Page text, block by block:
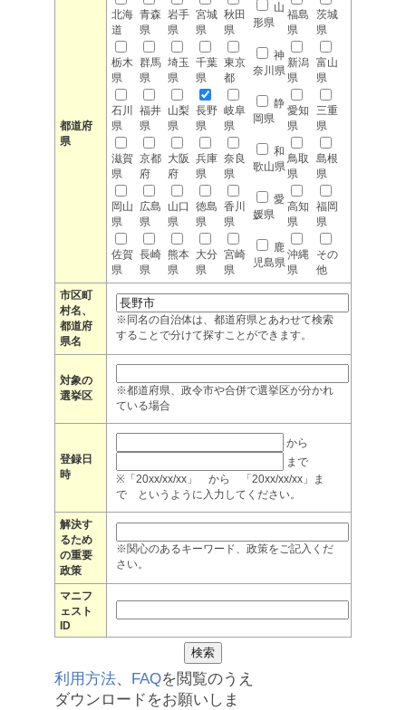
都道府
県
北海
道
青森
県
岩手
県
宮城
県
秋田
県
山
形県
福島
県
茨城
県
栃木
県
群馬
県
埼玉
県
千葉
県
東京
都
神
奈川県
新潟
県
富山
県
石川
県
福井
県
山梨
県
長野
県
岐阜
県
静
岡県
愛知
県
三重
県
滋賀
県
京都
府
大阪
府
兵庫
県
奈良
県
和
歌山県
鳥取
県
島根
県
岡山
県
広島
県
山口
県
徳島
県
香川
県
愛
媛県
高知
県
福岡
県
佐賀
県
長崎
県
熊本
県
大分
県
宮崎
県
鹿
児島県
沖縄
県
その
他
市区町
村名、
都道府
県名
※同名の自治体は、都道府県とあわせて検索
することで分けて探すことができます。
対象の
選挙区
※都道府県、政令市や合併で選挙区が分かれ
ている場合
登録日
時
から
まで
※「20xx/xx/xx」 から 「20xx/xx/xx」ま
で というように入力してください。
解決す
るため
の重要
政策
※関心のあるキーワード、政策をご記入くだ
さい。
マニフ
ェスト
ID
利用方法、 FAQを閲覧のうえ
ダウンロードをお願いしま